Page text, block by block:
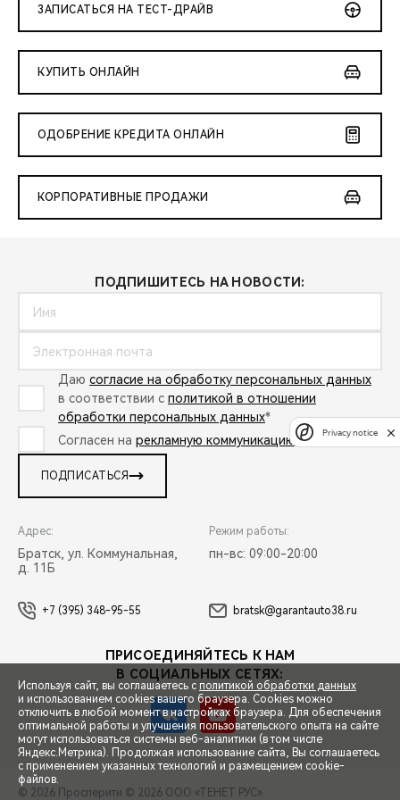
СПЕЦПРЕДЛОЖЕНИЯ
ЗАПИСЬ НА ТЕСТ-ДРАЙВ
ЗАПИСАТЬСЯ НА ТЕСТ-ДРАЙВ
КУПИТЬ ОНЛАЙН
ОДОБРЕНИЕ КРЕДИТА ОНЛАЙН
КОРПОРАТИВНЫЕ ПРОДАЖИ
ПОДПИШИТЕСЬ НА НОВОСТИ:
Даю согласие на обработку персональных данных
в соответствии с политикой в отношении
обработки персональных данных*
Согласен на рекламную коммуникацию *
ПОДПИСАТЬСЯ
Адрес:
Братск, ул. Коммунальная,
д. 11Б
Режим работы:
пн-вс: 09:00-20:00
+7 (395) 348-95-55 bratsk@garantauto38.ru
ПРИСОЕДИНЯЙТЕСЬ К НАМ
В СОЦИАЛЬНЫХ СЕТЯХ:
© 2026 Просперити © 2026 ООО «ТЕНЕТ РУС»
Используя сайт, вы соглашаетесь с политикой обработки данных
и использованием cookies вашего браузера. Cookies можно
отключить в любой момент в настройках браузера. Для обеспечения
оптимальной работы и улучшения пользовательского опыта на сайте
могут использоваться системы веб-аналитики (в том числе
Яндекс.Метрика). Продолжая использование сайта, Вы соглашаетесь
с применением указанных технологий и размещением cookie-
файлов.
Privacy notice